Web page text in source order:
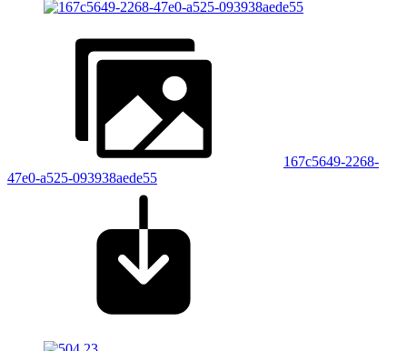
167c5649-2268-
47e0-a525-093938aede55